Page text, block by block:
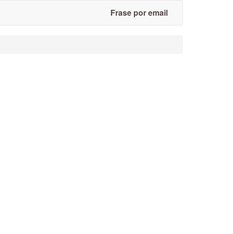
Frase por email